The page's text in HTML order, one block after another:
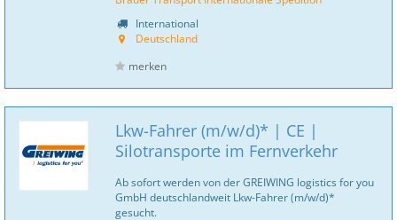
International
Deutschland
merken
Lkw-Fahrer (m/w/d)* | CE |
Silotransporte im Fernverkehr
Ab sofort werden von der GREIWING logistics for you
GmbH deutschlandweit Lkw-Fahrer (m/w/d)*
gesucht.